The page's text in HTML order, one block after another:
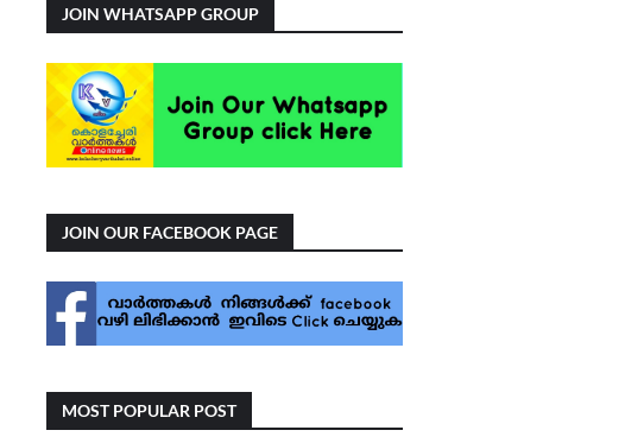
JOIN WHATSAPP GROUP
JOIN OUR FACEBOOK PAGE
MOST POPULAR POST